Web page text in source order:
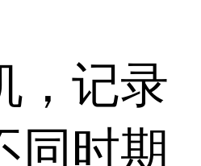
，记录
同时期